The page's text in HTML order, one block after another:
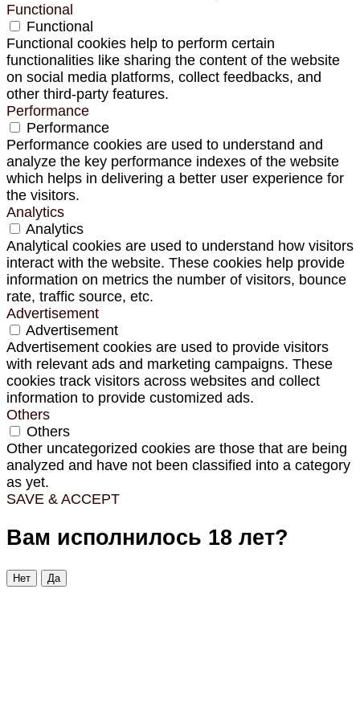
Functional
Functional
Functional cookies help to perform certain
functionalities like sharing the content of the website
on social media platforms, collect feedbacks, and
other third-party features.
Performance
Performance
Performance cookies are used to understand and
analyze the key performance indexes of the website
which helps in delivering a better user experience for
the visitors.
Analytics
Analytics
Analytical cookies are used to understand how visitors
interact with the website. These cookies help provide
information on metrics the number of visitors, bounce
rate, traffic source, etc.
Advertisement
Advertisement
Advertisement cookies are used to provide visitors
with relevant ads and marketing campaigns. These
cookies track visitors across websites and collect
information to provide customized ads.
Others
Others
Other uncategorized cookies are those that are being
analyzed and have not been classified into a category
as yet.
SAVE & ACCEPT
Вам исполнилось 18 лет?
Нет Да